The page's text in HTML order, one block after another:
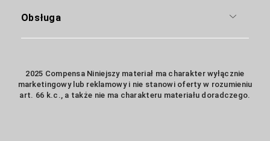
Obsługa
2025 Compensa Niniejszy materiał ma charakter wyłącznie
marketingowy lub reklamowy i nie stanowi oferty w rozumieniu
art. 66 k.c., a także nie ma charakteru materiału doradczego.